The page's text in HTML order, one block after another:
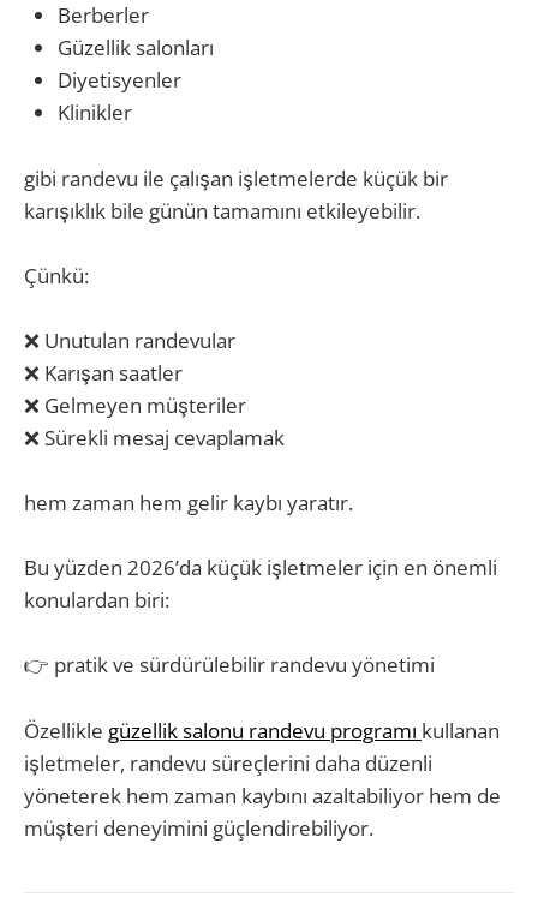
Berberler
Güzellik salonları
Diyetisyenler
Klinikler
gibi randevu ile çalışan işletmelerde küçük bir
karışıklık bile günün tamamını etkileyebilir.
Çünkü:
❌ Unutulan randevular
❌ Karışan saatler
❌ Gelmeyen müşteriler
❌ Sürekli mesaj cevaplamak
hem zaman hem gelir kaybı yaratır.
Bu yüzden 2026’da küçük işletmeler için en önemli
konulardan biri:
👉 pratik ve sürdürülebilir randevu yönetimi
Özellikle güzellik salonu randevu programı kullanan
işletmeler, randevu süreçlerini daha düzenli
yöneterek hem zaman kaybını azaltabiliyor hem de
müşteri deneyimini güçlendirebiliyor.